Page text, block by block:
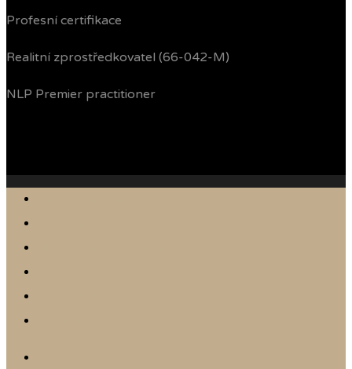
Profesní certifikace
Realitní zprostředkovatel (66-042-M)
NLP Premier practitioner